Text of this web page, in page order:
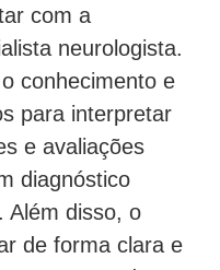
com a
neurologista.
conhecimento e
para interpretar
e avaliações
diagnóstico
Além disso, o
de forma clara e